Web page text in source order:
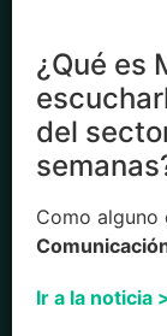
¿Qué es
del
Como alguno
Ir a la noticia